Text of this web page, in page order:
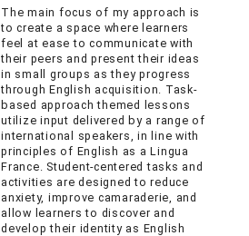
The main focus of my approach is
to create a space where learners
feel at ease to communicate with
their peers and present their ideas
in small groups as they progress
through English acquisition. Task-
based approach themed lessons
utilize input delivered by a range of
international speakers, in line with
principles of English as a Lingua
France. Student-centered tasks and
activities are designed to reduce
anxiety, improve camaraderie, and
allow learners to discover and
develop their identity as English